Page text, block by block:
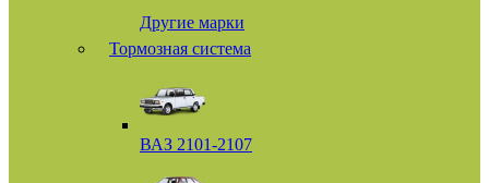
Другие марки
Тормозная система
ВАЗ 2101-2107